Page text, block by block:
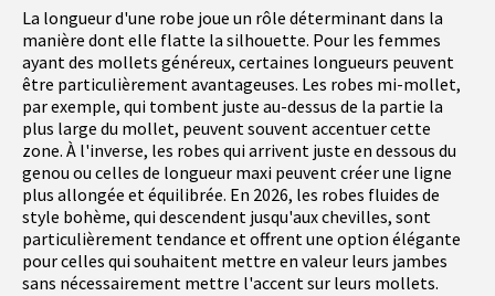
La longueur d'une robe joue un rôle déterminant dans la
manière dont elle flatte la silhouette. Pour les femmes
ayant des mollets généreux, certaines longueurs peuvent
être particulièrement avantageuses. Les robes mi-mollet,
par exemple, qui tombent juste au-dessus de la partie la
plus large du mollet, peuvent souvent accentuer cette
zone. À l'inverse, les robes qui arrivent juste en dessous du
genou ou celles de longueur maxi peuvent créer une ligne
plus allongée et équilibrée. En 2026, les robes fluides de
style bohème, qui descendent jusqu'aux chevilles, sont
particulièrement tendance et offrent une option élégante
pour celles qui souhaitent mettre en valeur leurs jambes
sans nécessairement mettre l'accent sur leurs mollets.